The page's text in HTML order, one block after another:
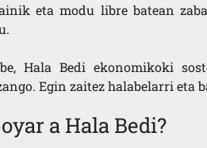
eta modu libre batean
Hala Bedi ekonomikoki
Egin zaitez halabelarri eta
a Hala Bedi?